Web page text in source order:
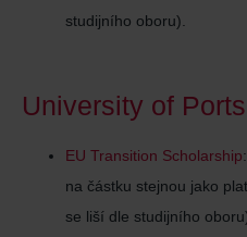
studijního oboru).
University of
EU Transition Scholarship
na částku stejnou jako
se liší dle studijního